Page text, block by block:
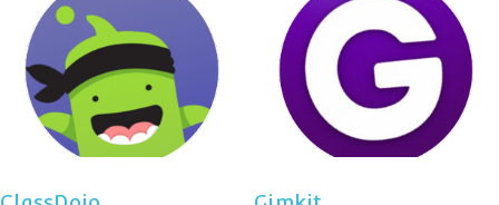
ClassDojo Gimkit